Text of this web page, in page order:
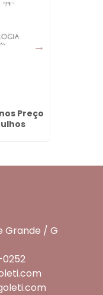
Preço
Grande / G
0252